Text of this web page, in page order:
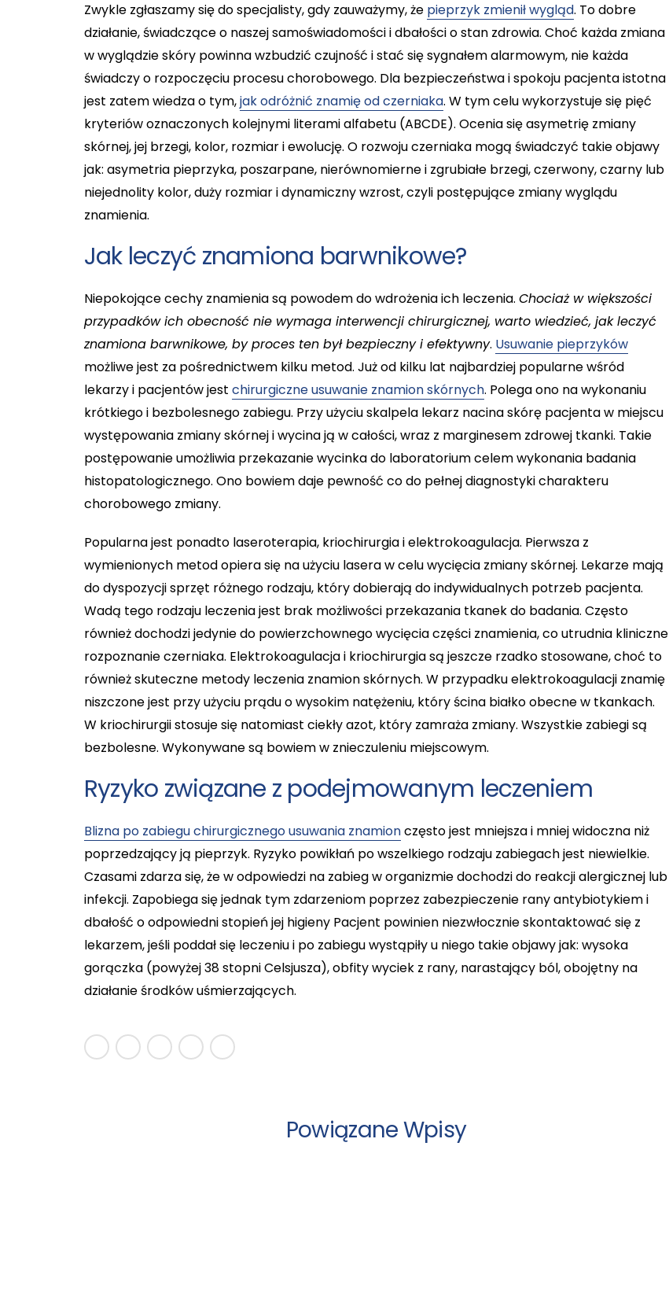
Zwykle zgłaszamy się do specjalisty, gdy zauważymy, że pieprzyk zmienił wygląd. To dobre
działanie, świadczące o naszej samoświadomości i dbałości o stan zdrowia. Choć każda zmiana
w wyglądzie skóry powinna wzbudzić czujność i stać się sygnałem alarmowym, nie każda
świadczy o rozpoczęciu procesu chorobowego. Dla bezpieczeństwa i spokoju pacjenta istotna
jest zatem wiedza o tym,jak odróżnić znamię od czerniaka. W tym celu wykorzystuje się pięć
kryteriów oznaczonych kolejnymi literami alfabetu (ABCDE). Ocenia się asymetrię zmiany
skórnej, jej brzegi, kolor, rozmiar i ewolucję. O rozwoju czerniaka mogą świadczyć takie objawy
jak: asymetria pieprzyka, poszarpane, nierównomierne i zgrubiałe brzegi, czerwony, czarny lub
niejednolity kolor, duży rozmiar i dynamiczny wzrost, czyli postępujące zmiany wyglądu
znamienia.
Jak leczyć znamiona barwnikowe?
Niepokojące cechy znamienia są powodem do wdrożenia ich leczenia. Chociaż w większości
przypadków ich obecność nie wymaga interwencji chirurgicznej, warto wiedzieć, jak leczyć
znamiona barwnikowe, by proces ten był bezpieczny i efektywny. Usuwanie pieprzyków
możliwe jest za pośrednictwem kilku metod. Już od kilku lat najbardziej popularne wśród
lekarzy i pacjentów jest chirurgiczne usuwanie znamion skórnych. Polega ono na wykonaniu
krótkiego i bezbolesnego zabiegu. Przy użyciu skalpela lekarz nacina skórę pacjenta w miejscu
występowania zmiany skórnej i wycina ją w całości, wraz z marginesem zdrowej tkanki. Takie
postępowanie umożliwia przekazanie wycinka do laboratorium celem wykonania badania
histopatologicznego. Ono bowiem daje pewność co do pełnej diagnostyki charakteru
chorobowego zmiany.
Popularna jest ponadto laseroterapia, kriochirurgia i elektrokoagulacja. Pierwsza z
wymienionych metod opiera się na użyciu lasera w celu wycięcia zmiany skórnej. Lekarze mają
do dyspozycji sprzęt różnego rodzaju, który dobierają do indywidualnych potrzeb pacjenta.
Wadą tego rodzaju leczenia jest brak możliwości przekazania tkanek do badania. Często
również dochodzi jedynie do powierzchownego wycięcia części znamienia, co utrudnia kliniczne
rozpoznanie czerniaka. Elektrokoagulacja i kriochirurgia są jeszcze rzadko stosowane, choć to
również skuteczne metody leczenia znamion skórnych. W przypadku elektrokoagulacji znamię
niszczone jest przy użyciu prądu o wysokim natężeniu, który ścina białko obecne w tkankach.
W kriochirurgii stosuje się natomiast ciekły azot, który zamraża zmiany. Wszystkie zabiegi są
bezbolesne. Wykonywane są bowiem w znieczuleniu miejscowym.
Ryzyko związane z podejmowanym leczeniem
Blizna po zabiegu chirurgicznego usuwania znamionczęsto jest mniejsza i mniej widoczna niż
poprzedzający ją pieprzyk. Ryzyko powikłań po wszelkiego rodzaju zabiegach jest niewielkie.
Czasami zdarza się, że w odpowiedzi na zabieg w organizmie dochodzi do reakcji alergicznej lub
infekcji. Zapobiega się jednak tym zdarzeniom poprzez zabezpieczenie rany antybiotykiem i
dbałość o odpowiedni stopień jej higieny Pacjent powinien niezwłocznie skontaktować się z
lekarzem, jeśli poddał się leczeniu i po zabiegu wystąpiły u niego takie objawy jak: wysoka
gorączka (powyżej 38 stopni Celsjusza), obfity wyciek z rany, narastający ból, obojętny na
działanie środków uśmierzających.
Powiązane Wpisy